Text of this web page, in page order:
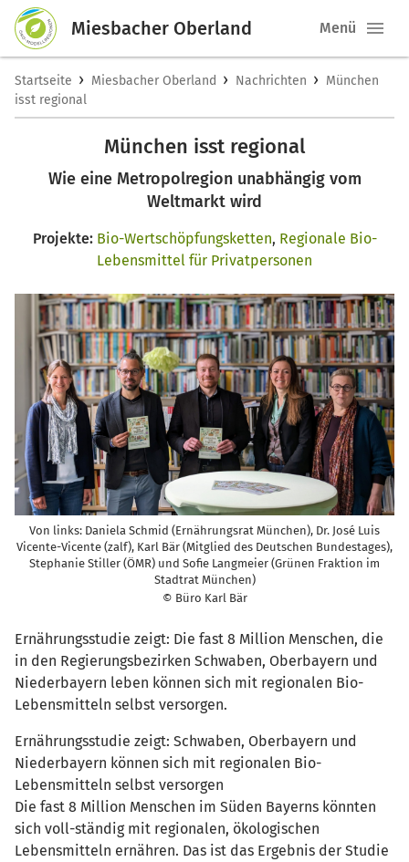
Miesbacher Oberland Menü
Startseite › Miesbacher Oberland › Nachrichten › München
isst regional
München isst regional
Wie eine Metropolregion unabhängig vom
Weltmarkt wird
Projekte: Bio-Wertschöpfungsketten, Regionale Bio-
Lebensmittel für Privatpersonen
Von links: Daniela Schmid (Ernährungsrat München), Dr. José Luis
Vicente-Vicente (zalf), Karl Bär (Mitglied des Deutschen Bundestages),
Stephanie Stiller (ÖMR) und Sofie Langmeier (Grünen Fraktion im
Stadtrat München)
© Büro Karl Bär
Ernährungsstudie zeigt: Die fast 8 Million Menschen, die
in den Regierungsbezirken Schwaben, Oberbayern und
Niederbayern leben können sich mit regionalen Bio-
Lebensmitteln selbst versorgen.
Ernährungsstudie zeigt: Schwaben, Oberbayern und
Niederbayern können sich mit regionalen Bio-
Lebensmitteln selbst versorgen
Die fast 8 Million Menschen im Süden Bayerns könnten
sich voll-ständig mit regionalen, ökologischen
Lebensmitteln ernähren. Das ist das Ergebnis der Studie